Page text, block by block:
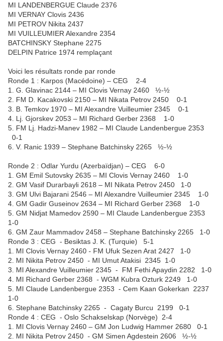
MI LANDENBERGUE Claude 2376
MI VERNAY Clovis 2436
MI PETROV Nikita 2437
MI VUILLEUMIER Alexandre 2354
BATCHINSKY Stephane 2275
DELPIN Patrice 1974 remplaçant
Voici les résultats ronde par ronde
Ronde 1 : Karpos (Macédoine) – CEG 2-4
1. G. Glavinac 2144 – MI Clovis Vernay 2460 ½-½
2. FM D. Kacakovski 2150 – MI Nikata Petrov 2450 0-1
3. B. Temkov 1970 – MI Alexandre Vuilleumier 2345 0-1
4. Lj. Gjorskev 2053 – MI Richard Gerber 2368 1-0
5. FM Lj. Hadzi-Manev 1982 – MI Claude Landenbergue 2353
0-1
6. V. Ranic 1939 – Stephane Batchinsky 2265 ½-½
Ronde 2 : Odlar Yurdu (Azerbaïdjan) – CEG 6-0
1. GM Emil Sutovsky 2635 – MI Clovis Vernay 2460 1-0
2. GM Vasif Durarbayli 2618 – MI Nikata Petrov 2450 1-0
3. GM Ulvi Bajarani 2546 – MI Alexandre Vuilleumier 2345 1-0
4. GM Gadir Guseinov 2634 – MI Richard Gerber 2368 1-0
5. GM Nidjat Mamedov 2590 – MI Claude Landenbergue 2353
1-0
6. GM Zaur Mammadov 2458 – Stephane Batchinsky 2265 1-0
Ronde 3 : CEG - Besiktas J. K. (Turquie) 5-1
1. MI Clovis Vernay 2460 - FM Ufuk Sezen Arat 2427 1-0
2. MI Nikita Petrov 2450 - MI Umut Atakisi 2345 1-0
3. MI Alexandre Vuilleumier 2345 - FM Fethi Apaydin 2282 1-0
4. MI Richard Gerber 2368 - WGM Kubra Ozturk 2249 1-0
5. MI Claude Landenbergue 2353 - Cem Kaan Gokerkan 2237
1-0
6. Stephane Batchinsky 2265 - Cagaty Burcu 2199 0-1
Ronde 4 : CEG - Oslo Schakselskap (Norvège) 2-4
1. MI Clovis Vernay 2460 – GM Jon Ludwig Hammer 2680 0-1
2. MI Nikita Petrov 2450 - GM Simen Agdestein 2606 ½-½